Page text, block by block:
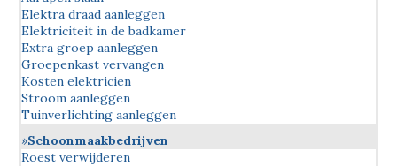
Elektra draad aanleggen
Elektriciteit in de badkamer
Extra groep aanleggen
Groepenkast vervangen
Kosten elektricien
Stroom aanleggen
Tuinverlichting aanleggen
Schoonmaakbedrijven
Roest verwijderen